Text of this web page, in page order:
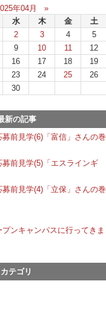
年04月
»
水 木 金
土
2 3 4
5
9 10 11
12
16 17 18
19
23 24 25
26
30
新の記事
前見学(6)「富信」さんの巻
前見学(5)「エスラインギ
前見学(4)「立保」さんの巻
ンキャンパスに行ってきま
カテゴリ